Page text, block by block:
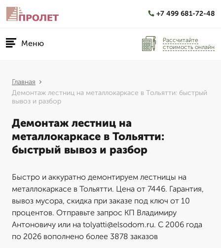
+7 499 681-72-48
Меню
Рассчитайте
стоимость онлайн
Главная
Демонтаж лестниц на металлокаркасе в Тольятти: быстрый
вывоз и разбор
Демонтаж лестниц на
металлокаркасе в Тольятти:
быстрый вывоз и разбор
Быстро и аккуратно демонтируем лестницы на
металлокаркасе в Тольятти. Цена от 7446. Гарантия,
вывоз мусора, скидка при заказе под ключ от 10
процентов. Отправьте запрос КП Владимиру
Антоновичу или на tolyatti@elsodom.ru. С 2006 года
по 2026 вополнено более 3878 заказов